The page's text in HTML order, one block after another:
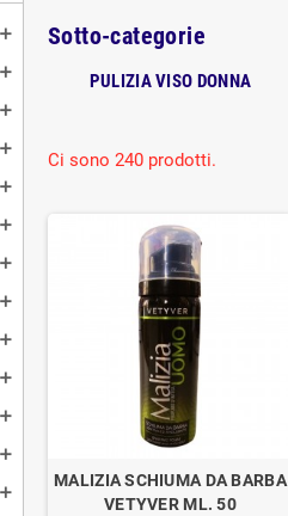
Sotto-categorie
PULIZIA VISO DONNA
Ci sono 240 prodotti.
MALIZIA SCHIUMA DA BARBA
VETYVER ML. 50